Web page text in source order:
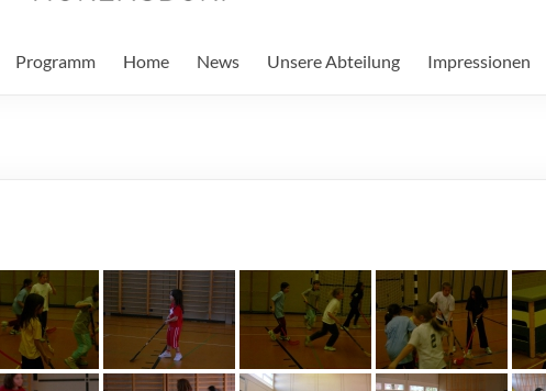
Programm
Home News Unsere Abteilung Impressionen